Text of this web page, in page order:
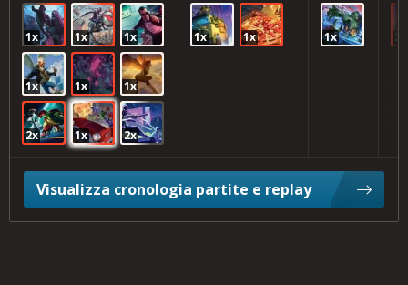
1x 1x 1x
1x 1x 1x
2x 1x 2x
1x 1x 1x 2x
Visualizza cronologia partite e replay